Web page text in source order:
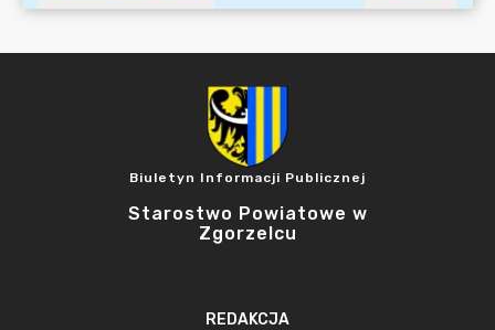
Biuletyn Informacji Publicznej
Starostwo Powiatowe w
Zgorzelcu
REDAKCJA